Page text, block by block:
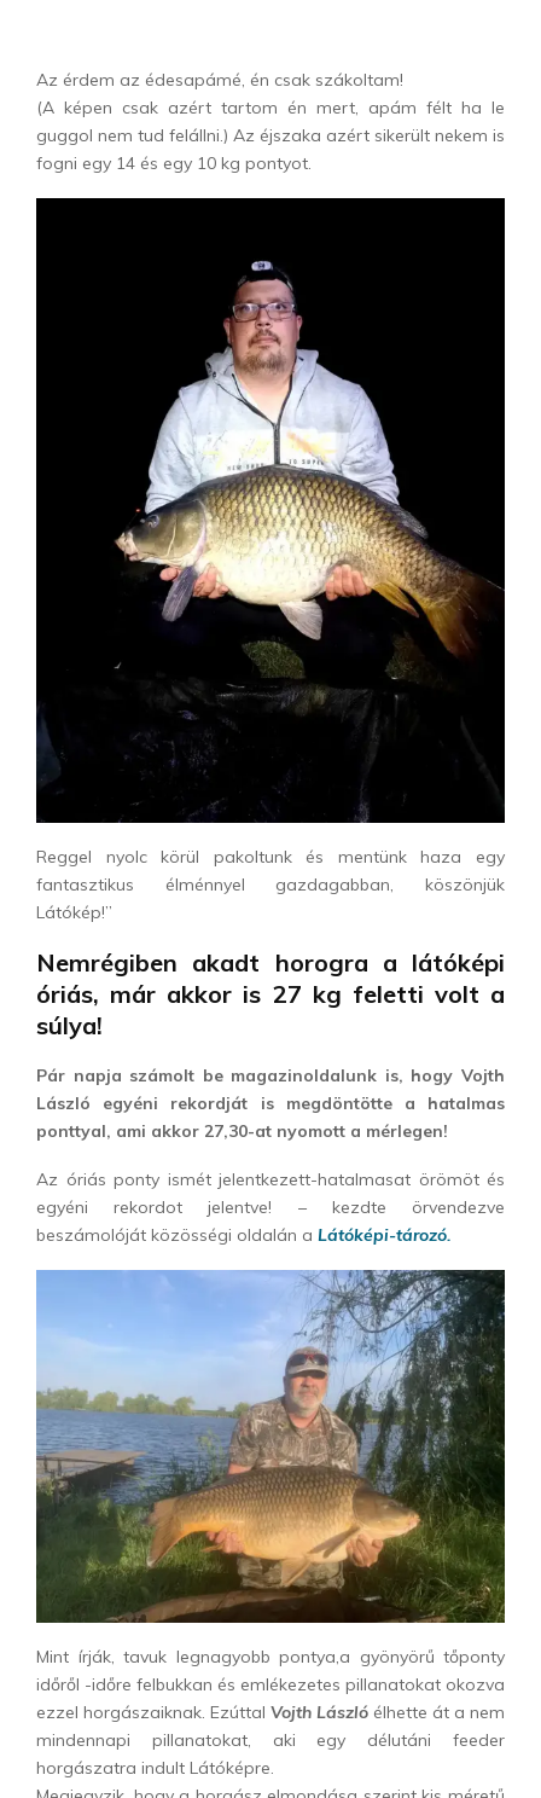
Az érdem az édesapámé, én csak szákoltam!
(A képen csak azért tartom én mert, apám félt ha le
guggol nem tud felállni.) Az éjszaka azért sikerült nekem is
fogni egy 14 és egy 10 kg pontyot.
Reggel nyolc körül pakoltunk és mentünk haza egy
fantasztikus élménnyel gazdagabban, köszönjük
Látókép!”
Nemrégiben akadt horogra a látóképi
óriás, már akkor is 27 kg feletti volt a
súlya!
Pár napja számolt be magazinoldalunk is, hogy Vojth
László egyéni rekordját is megdöntötte a hatalmas
ponttyal, ami akkor 27,30-at nyomott a mérlegen!
Az óriás ponty ismét jelentkezett-hatalmasat örömöt és
egyéni rekordot jelentve! – kezdte örvendezve
beszámolóját közösségi oldalán a Látóképi-tározó.
Mint írják, tavuk legnagyobb pontya,a gyönyörű tőponty
időről -időre felbukkan és emlékezetes pillanatokat okozva
ezzel horgászaiknak. Ezúttal Vojth László élhette át a nem
mindennapi pillanatokat, aki egy délutáni feeder
horgászatra indult Látóképre.